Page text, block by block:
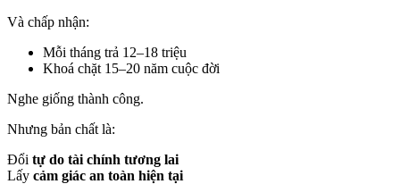
Và chấp nhận:
Mỗi tháng trả 12–18 triệu
Khoá chặt 15–20 năm cuộc đời
Nghe giống thành công.
Nhưng bản chất là:
Đổi tự do tài chính tương lai
Lấy cảm giác an toàn hiện tại